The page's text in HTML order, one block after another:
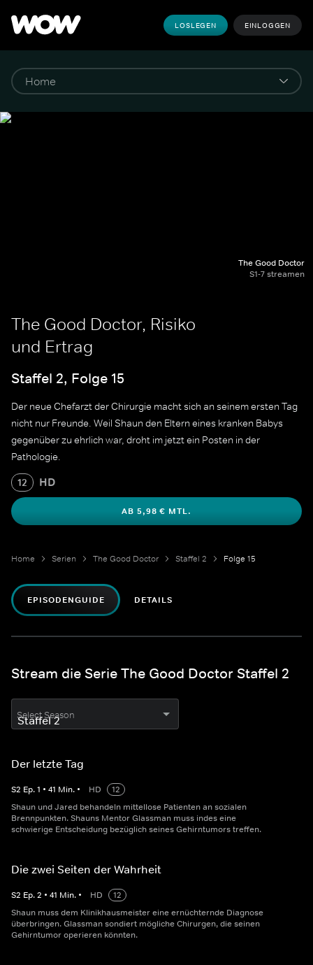
LOSLEGEN EINLOGGEN
The Good Doctor
S1-7 streamen
The Good Doctor, Risiko
und Ertrag
Staffel 2, Folge 15
Der neue Chefarzt der Chirurgie macht sich an seinem ersten Tag
nicht nur Freunde. Weil Shaun den Eltern eines kranken Babys
gegenüber zu ehrlich war, droht im jetzt ein Posten in der
Pathologie.
12 HD
AB 5,98 € MTL.
Home Serien The Good Doctor Staffel 2 Folge 15
EPISODENGUIDE DETAILS
Stream die Serie The Good Doctor Staffel 2
Select Season
Der letzte Tag
S2 Ep.1 • 41 Min. • HD
12
Shaun und Jared behandeln mittellose Patienten an sozialen
Brennpunkten. Shauns Mentor Glassman muss indes eine
schwierige Entscheidung bezüglich seines Gehirntumors treffen.
Die zwei Seiten der Wahrheit
S2 Ep.2 • 41 Min. • HD
12
Shaun muss dem Klinikhausmeister eine ernüchternde Diagnose
überbringen. Glassman sondiert mögliche Chirurgen, die seinen
Gehirntumor operieren könnten.